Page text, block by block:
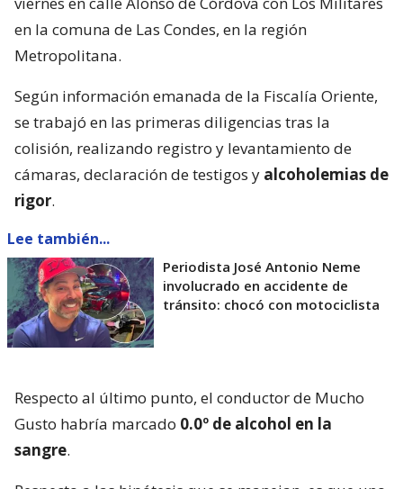
en la comuna de Las Condes, en la región
Metropolitana.
Según información emanada de la Fiscalía Oriente,
se trabajó en las primeras diligencias tras la
colisión, realizando registro y levantamiento de
cámaras, declaración de testigos y alcoholemias de
rigor.
Lee también...
Periodista José Antonio Neme
involucrado en accidente de
tránsito: chocó con motociclista
Respecto al último punto, el conductor de Mucho
Gusto habría marcado 0.0º de alcohol en la
sangre.